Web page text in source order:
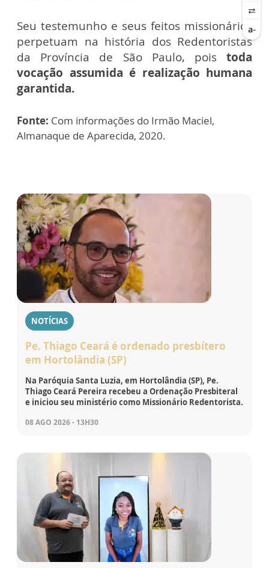
Seu testemunho e seus feitos missionários
perpetuam na história dos Redentoristas
da Província de São Paulo, pois toda
vocação assumida é realização humana
garantida.
Fonte: Com informações do Irmão Maciel,
Almanaque de Aparecida, 2020.
NOTÍCIAS
Pe. Thiago Ceará é ordenado presbítero
em Hortolândia (SP)
Na Paróquia Santa Luzia, em Hortolândia (SP), Pe.
Thiago Ceará Pereira recebeu a Ordenação Presbiteral
e iniciou seu ministério como Missionário Redentorista.
08 AGO 2026 - 13H30